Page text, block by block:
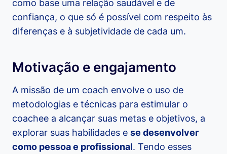
como base uma relação saudável e de
confiança, o que só é possível com respeito às
diferenças e à subjetividade de cada um.
Motivação e engajamento
A missão de um coach envolve o uso de
metodologias e técnicas para estimular o
coachee a alcançar suas metas e objetivos, a
explorar suas habilidades e se desenvolver
como pessoa e profissional. Tendo esses